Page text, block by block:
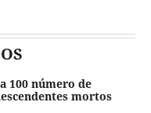
100 número de
mortos